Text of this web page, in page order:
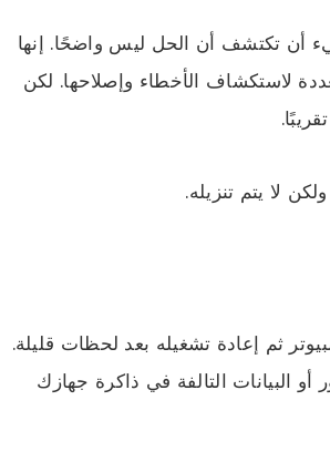
أن تكتشف أن الحل ليس واضحًا. إنها
لاستكشاف الأخطاء وإصلاحها. لكن
لا يتم تنزيله.
ثم إعادة تشغيله بعد لحظات قليلة.
البيانات التالفة في ذاكرة جهازك